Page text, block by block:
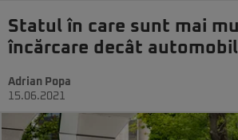
Statul în care sunt mai
încărcare decât
Adrian Popa
15.06.2021